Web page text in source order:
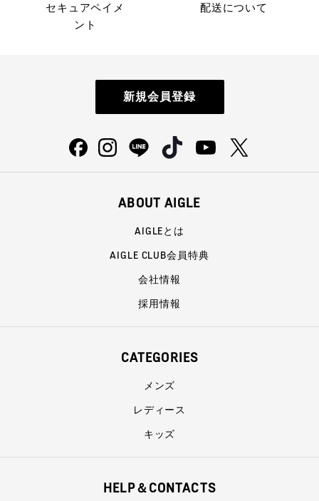
セキュアペイメ
ント
配送について
新規会員登録
ABOUT AIGLE
AIGLEとは
AIGLE CLUB会員特典
会社情報
採用情報
CATEGORIES
メンズ
レディース
キッズ
HELP＆CONTACTS